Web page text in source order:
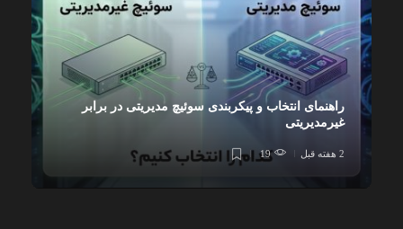
راهنمای انتخاب و پیکربندی سوئیچ مدیریتی در برابر
غیرمدیریتی
2 هفته قبل 19